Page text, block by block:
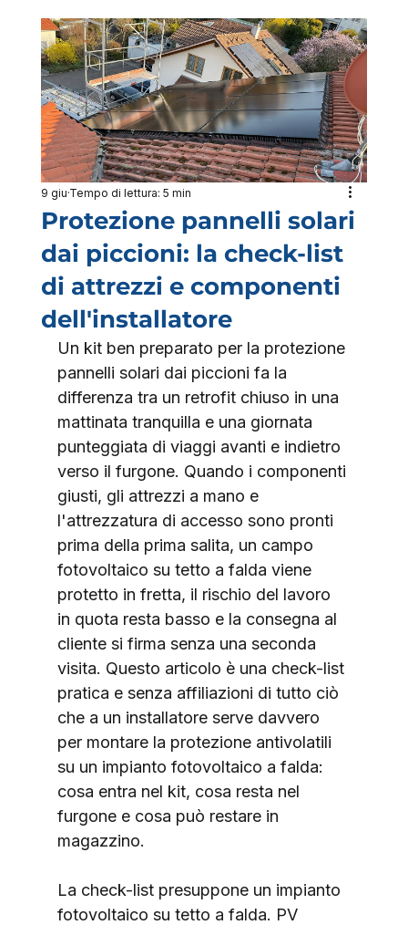
Protezione pannelli solari
dai piccioni: la check-list
di attrezzi e componenti
dell'installatore
9 giuTempo di lettura: 5 min
Un kit ben preparato per la protezione
pannelli solari dai piccioni fa la
differenza tra un retrofit chiuso in una
mattinata tranquilla e una giornata
punteggiata di viaggi avanti e indietro
verso il furgone. Quando i componenti
giusti, gli attrezzi a mano e
l'attrezzatura di accesso sono pronti
prima della prima salita, un campo
fotovoltaico su tetto a falda viene
protetto in fretta, il rischio del lavoro
in quota resta basso e la consegna al
cliente si firma senza una seconda
visita. Questo articolo è una check-list
pratica e senza affiliazioni di tutto ciò
che a un installatore serve davvero
per montare la protezione antivolatili
su un impianto fotovoltaico a falda:
cosa entra nel kit, cosa resta nel
furgone e cosa può restare in
magazzino.
La check-list presuppone un impianto
fotovoltaico su tetto a falda. PV